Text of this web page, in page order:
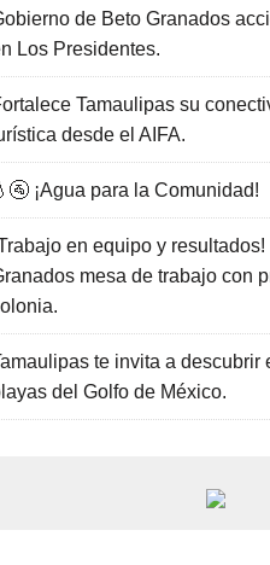
de Beto Granados
Los Presidentes.
Tamaulipas su
desde el AIFA.
¡Agua para la Comunidad!
en equipo y
mesa de trabajo con
te invita a descubrir
del Golfo de México.